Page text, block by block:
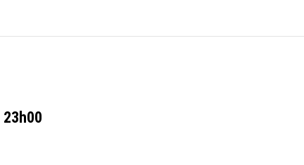
23h00